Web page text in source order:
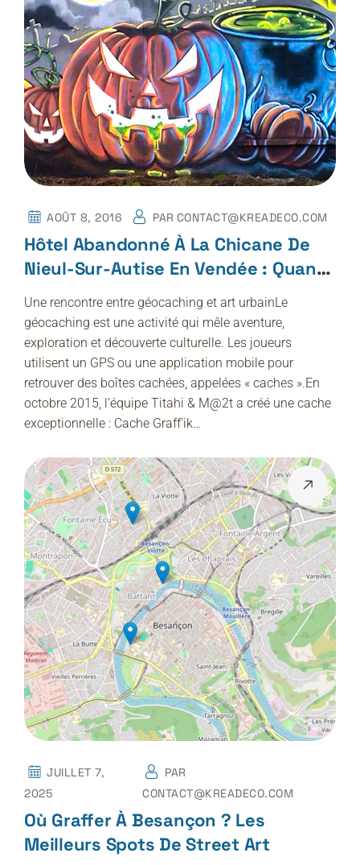
AOÛT 8, 2016 PAR CONTACT@KREADECO.COM
Hôtel Abandonné À La Chicane De
Nieul-Sur-Autise En Vendée : Quand
Le Géocaching Met En Lumière L’art
Urbain De Kréadéco
Une rencontre entre géocaching et art urbainLe
géocaching est une activité qui mêle aventure,
exploration et découverte culturelle. Les joueurs
utilisent un GPS ou une application mobile pour
retrouver des boîtes cachées, appelées « caches ».En
octobre 2015, l’équipe Titahi & M@2t a créé une cache
exceptionnelle : Cache Graff'ik…
JUILLET 7,
2025
PAR
CONTACT@KREADECO.COM
Où Graffer À Besançon ? Les
Meilleurs Spots De Street Art